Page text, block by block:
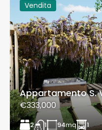
Vendita
Appartamento S.
€333,000
2 1 94mq 1